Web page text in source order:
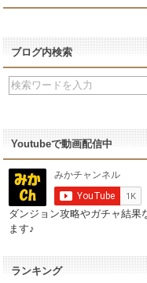
ブログ内検索
Youtubeで動画配信中
ダンジョン攻略やガチャ結果
ます♪
ランキング